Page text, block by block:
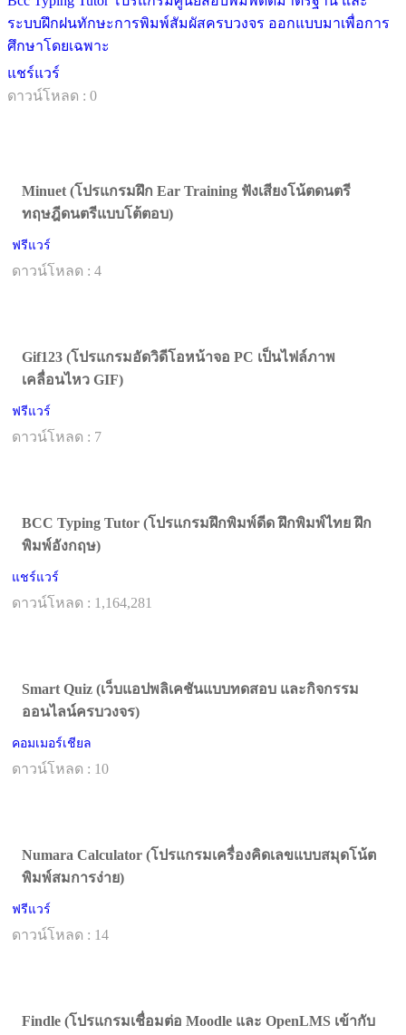
ระบบฝึกฝนทักษะการพิมพ์สัมผัสครบวงจร ออกแบบมาเพื่อการ
ศึกษาโดยเฉพาะ
แชร์แวร์
ดาวน์โหลด : 0
Minuet (โปรแกรมฝึก Ear Training ฟังเสียงโน้ตดนตรี
ทฤษฎีดนตรีแบบโต้ตอบ)
ฟรีแวร์
ดาวน์โหลด : 4
Gif123 (โปรแกรมอัดวิดีโอหน้าจอ PC เป็นไฟล์ภาพ
เคลื่อนไหว GIF)
ฟรีแวร์
ดาวน์โหลด : 7
BCC Typing Tutor (โปรแกรมฝึกพิมพ์ดีด ฝึกพิมพ์ไทย ฝึก
พิมพ์อังกฤษ)
แชร์แวร์
ดาวน์โหลด : 1,164,281
Smart Quiz (เว็บแอปพลิเคชันแบบทดสอบ และกิจกรรม
ออนไลน์ครบวงจร)
คอมเมอร์เชียล
ดาวน์โหลด : 10
Numara Calculator (โปรแกรมเครื่องคิดเลขแบบสมุดโน้ต
พิมพ์สมการง่าย)
ฟรีแวร์
ดาวน์โหลด : 14
Findle (โปรแกรมเชื่อมต่อ Moodle และ OpenLMS เข้ากับ